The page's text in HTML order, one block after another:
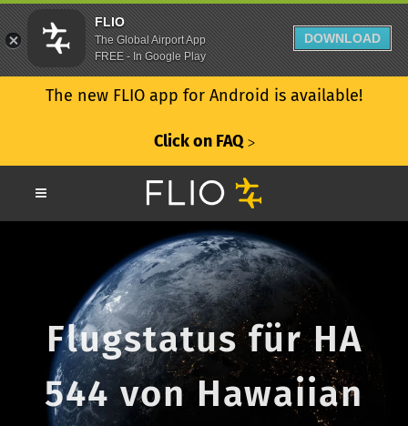
The new FLIO app for Android is available!
Click on FAQ ᐳ
Flugstatus für HA
544 von Hawaiian
FLIO
The Global Airport App
FREE - In Google Play
DOWNLOAD